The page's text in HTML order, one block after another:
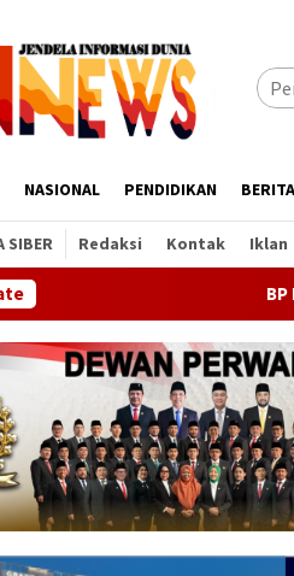
NASIONAL PENDIDIKAN BERITA
SIBER Redaksi Kontak Iklan
BP Batam dan McDermott